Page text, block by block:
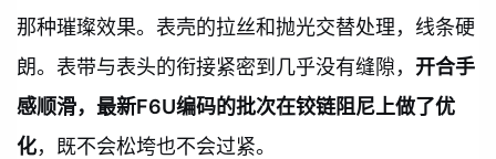
那种璀璨效果。表壳的拉丝和抛光交替处理，线条硬
朗。表带与表头的衔接紧密到几乎没有缝隙， 开合手
感顺滑，最新F6U编码的批次在铰链阻尼上做了优
化，既不会松垮也不会过紧。